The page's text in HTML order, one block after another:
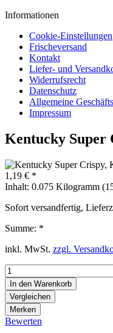
Informationen
Cookie-Einstellungen
Frischeversand
Kontakt
Liefer- und
Widerrufsrecht
Datenschutz
Allgemeine
Impressum
Kentucky Super
1,19 € *
Inhalt: 0.075 Kilogramm
Sofort versandfertig,
Summe: *
inkl. MwSt. zzgl.
In den Warenkorb
Vergleichen
Merken
Bewerten